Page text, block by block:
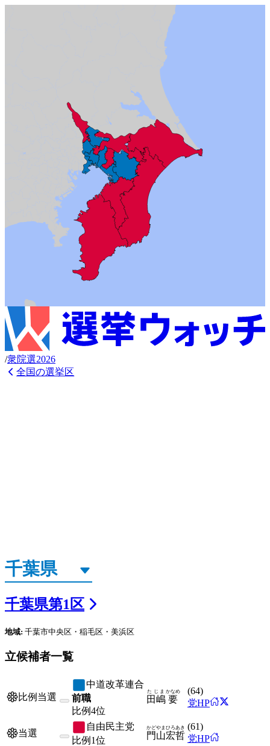
/衆院選2026
全国の選挙区
千葉県第1区
地域: 千葉市中央区・稲毛区・美浜区
立候補者一覧
比例当選
中道改革連合
前職
比例4位
田嶋
たじま
要
かなめ (64)
党HP
当選
自由民主党
比例 1位 門山
かどやま
宏哲
ひろあき (61)
党HP